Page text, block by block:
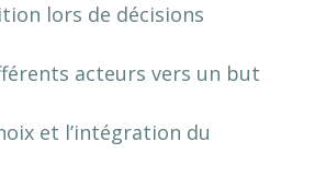
lors de décisions
acteurs vers un but
et l’intégration du